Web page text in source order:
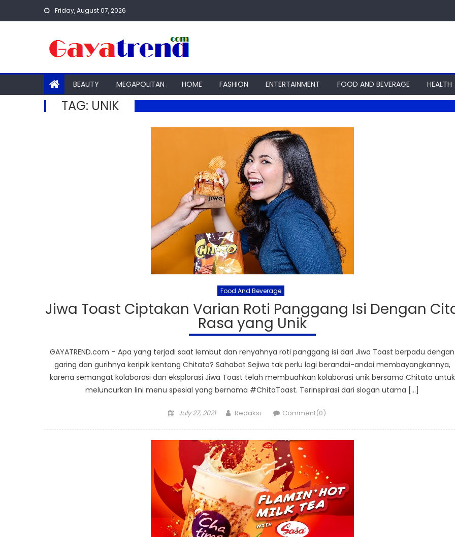
Friday, August 07, 2026
BEAUTY MEGAPOLITAN HOME FASHION ENTERTAINMENT FOOD AND BEVERAGE HEALTH
TAG: UNIK
Food And Beverage
Jiwa Toast Ciptakan Varian Roti Panggang Isi Dengan
Rasa yang Unik
GAYATREND.com – Apa yang terjadi saat lembut dan renyahnya roti panggang isi dari Jiwa Toast berpadu dengan
garing dan gurihnya keripik kentang Chitato? Sahabat Sejiwa tak perlu lagi berandai-andai membayangkannya,
karena semangat kolaborasi dan eksplorasi Jiwa Toast telah membuahkan kolaborasi unik bersama Chitato untuk
meluncurkan lini menu spesial yang bernama #ChitaToast. Terinspirasi dari slogan utama […]
Posted
July 27, 2021 Author
Redaksi Comment(0)